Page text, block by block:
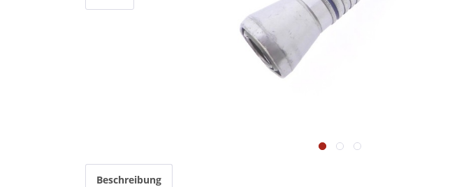
Beschreibung